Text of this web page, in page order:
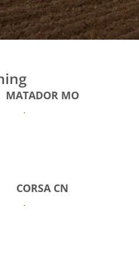
MATADOR MO
Se mere
CORSA CN
Se mere